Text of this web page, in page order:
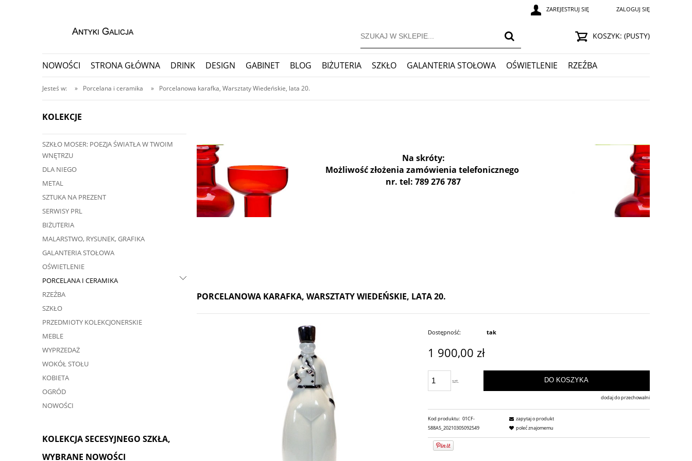
ZAREJESTRUJ SIĘ ZALOGUJ SIĘ
KOSZYK: (PUSTY)
NOWOŚCI STRONA GŁÓWNA DRINK DESIGN GABINET BLOG BIŻUTERIA SZKŁO GALANTERIA STOŁOWA OŚWIETLENIE
RZEŹBA
PORCELANA I CERAMIKA
PRZEDMIOTY KOLEKCJONERSKIE ZEGARY
Jesteś w: » Porcelana i ceramika » Porcelanowa karafka, Warsztaty Wiedeńskie, lata 20.
KOLEKCJE
SZKŁO MOSER: POEZJA ŚWIATŁA W TWOIM
WNĘTRZU
DLA NIEGO
METAL
SZTUKA NA PREZENT
SERWISY PRL
BIŻUTERIA
MALARSTWO, RYSUNEK, GRAFIKA
GALANTERIA STOŁOWA
OŚWIETLENIE
PORCELANA I CERAMIKA
RZEŹBA
SZKŁO
PRZEDMIOTY KOLEKCJONERSKIE
MEBLE
WYPRZEDAŻ
WOKÓŁ STOŁU
KOBIETA
OGRÓD
NOWOŚCI
KOLEKCJA SECESYJNEGO SZKŁA,
WYBRANE NOWOŚCI
Znalazłeś interesujący Cię przedmiot?
Zapytaj o możliwość jego rezerwacji, nawet do 30 dni
PORCELANOWA KARAFKA, WARSZTATY WIEDEŃSKIE, LATA 20.
Dostępność: tak
1 900,00 zł
szt. DO KOSZYKA
dodaj do przechowalni
Kod produktu: 01CF-
588A5_20210305092549
zapytaj o produkt
poleć znajomemu